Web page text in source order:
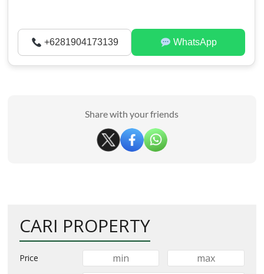
+6281904173139 WhatsApp
Share with your friends
CARI PROPERTY
Price